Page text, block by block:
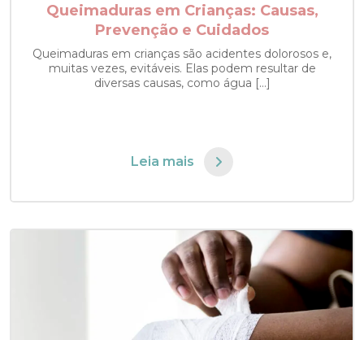
Queimaduras em Crianças: Causas,
Prevenção e Cuidados
Queimaduras em crianças são acidentes dolorosos e,
muitas vezes, evitáveis. Elas podem resultar de
diversas causas, como água […]
Leia mais